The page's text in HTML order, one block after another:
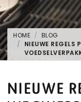
HOME
BLOG
NIEUWE REGELS
NIEUWE